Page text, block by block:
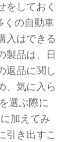
をしておく
くの自動車
入はできる
製品は、日
返品に関し
、気に入ら
選ぶ際に
加えてみ
引き出すこ